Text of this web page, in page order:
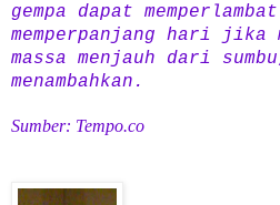
gempa dapat
memperpanjang hari
massa menjauh dari
menambahkan.
Sumber: Tempo.co